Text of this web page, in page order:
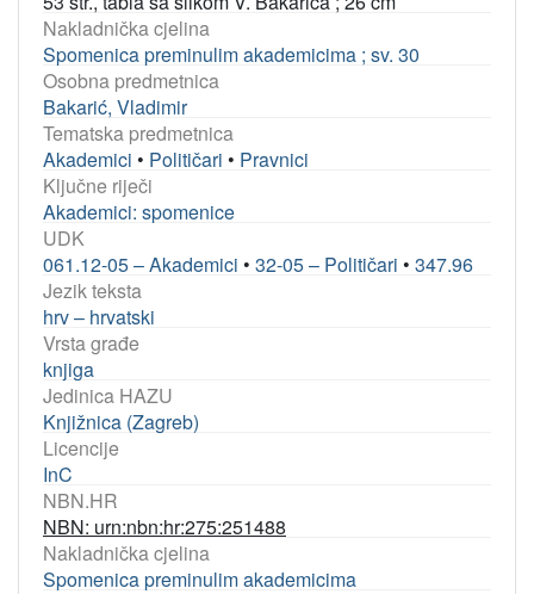
Nakladnička cjelina
Spomenica preminulim akademicima ; sv. 30
Osobna predmetnica
Bakarić, Vladimir
Tematska predmetnica
Akademici • Političari • Pravnici
Ključne riječi
Akademici: spomenice
UDK
061.12-05 – Akademici • 32-05 – Političari • 347.96
Jezik teksta
hrv – hrvatski
Vrsta građe
knjiga
Jedinica HAZU
Knjižnica (Zagreb)
Licencije
InC
NBN.HR
NBN: urn:nbn:hr:275:251488
Nakladnička cjelina
Spomenica preminulim akademicima